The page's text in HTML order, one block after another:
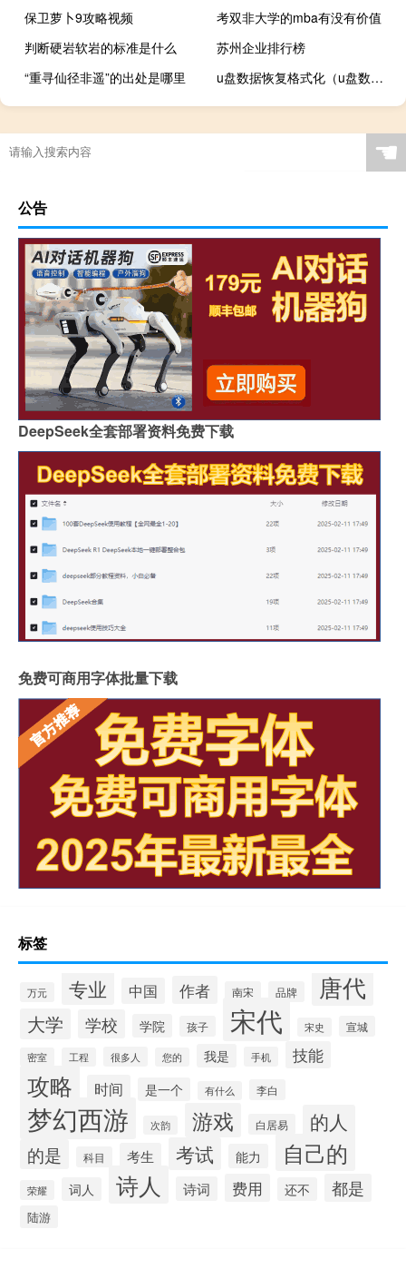
保卫萝卜9攻略视频
考双非大学的mba有没有价值
判断硬岩软岩的标准是什么
苏州企业排行榜
“重寻仙径非遥”的出处是哪里
u盘数据恢复格式化（u盘数据回复）
☚
公告
DeepSeek全套部署资料免费下载
免费可商用字体批量下载
标签
万元 专业 中国 作者 南宋 品牌 唐代
大学 学校 学院 孩子 宋代 宋史 宣城
密室 工程 很多人 您的 我是 手机 技能
攻略 时间 是一个 有什么 李白
梦幻西游 次韵 游戏 白居易 的人
的是 科目 考生 考试 能力 自己的
荣耀 词人 诗人 诗词 费用 还不 都是
陆游